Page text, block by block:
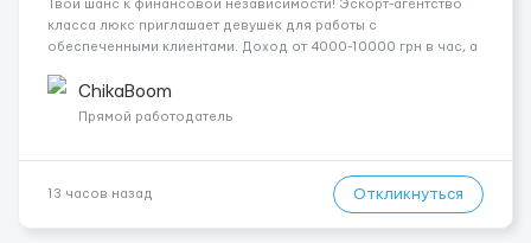
Твой шанс к финансовой независимости! Эскорт-агентство
класса люкс приглашает девушек для работы с
обеспеченными клиентами. Доход от 4000-10000 грн в час, а
всегда остаются у тебя. Предоставляем хорошие
Апартаменты , безопасность и ...
ChikaBoom
Прямой работодатель
13 часов назад Откликнуться